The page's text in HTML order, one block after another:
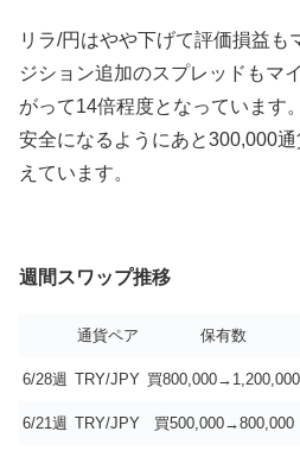
リラ/円はやや下げて評価損益も
ジション追加のスプレッドもマ
がって14倍程度となっています
安全になるようにあと300,000
えています。
週間スワップ推移
通貨ペア 保有数
6/28週 TRY/JPY 買800,000→1,200,000
6/21週 TRY/JPY 買500,000→800,000